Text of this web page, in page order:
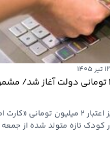
۱۲ تیر ۱۴۰۵
واریزی ۲.۰۰۰.۰۰۰‌ تومانی دولت آغاز شد/
وزارت کار از آغاز واریز اعتبار ۲ میلیون